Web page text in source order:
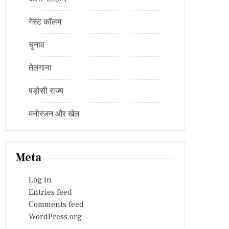
गेस्ट कॉलम
चुनाव
तेलंगाना
पड़ोसी राज्य
मनोरंजन और खेल
Meta
Log in
Entries feed
Comments feed
WordPress.org